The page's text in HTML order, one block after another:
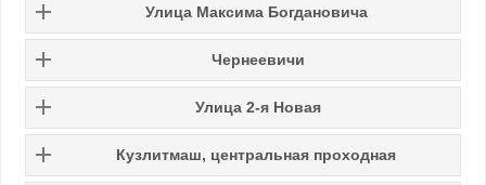
Улица Максима Богдановича
Чернеевичи
Улица 2-я Новая
Кузлитмаш, центральная проходная